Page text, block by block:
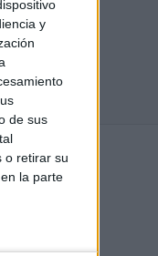
y
de sus
o retirar su
la parte